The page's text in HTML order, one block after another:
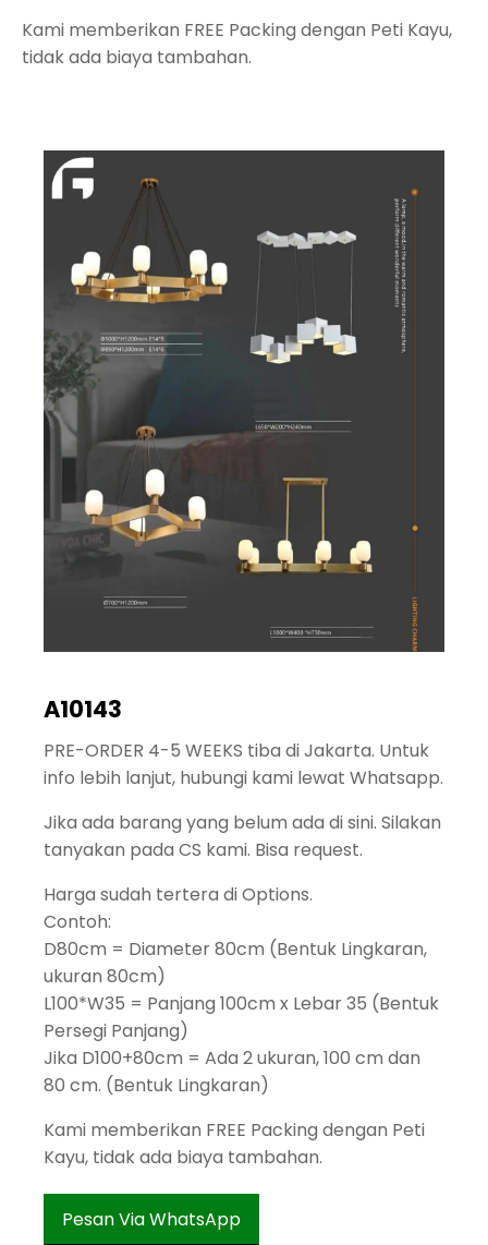
Kami memberikan FREE Packing dengan Peti Kayu,
tidak ada biaya tambahan.
A10143
PRE-ORDER 4-5 WEEKS tiba di Jakarta. Untuk
info lebih lanjut, hubungi kami lewat Whatsapp.
Jika ada barang yang belum ada di sini. Silakan
tanyakan pada CS kami. Bisa request.
Harga sudah tertera di Options.
Contoh:
D80cm = Diameter 80cm (Bentuk Lingkaran,
ukuran 80cm)
L100*W35 = Panjang 100cm x Lebar 35 (Bentuk
Persegi Panjang)
Jika D100+80cm = Ada 2 ukuran, 100 cm dan
80 cm. (Bentuk Lingkaran)
Kami memberikan FREE Packing dengan Peti
Kayu, tidak ada biaya tambahan.
Pesan Via WhatsApp